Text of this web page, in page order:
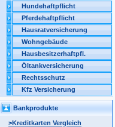
Hundehaftpflicht
Pferdehaftpflicht
Hausratversicherung
Wohngebäude
Hausbesitzerhaftpfl.
Öltankversicherung
Rechtsschutz
Kfz Versicherung
Bankprodukte
>Kreditkarten Vergleich